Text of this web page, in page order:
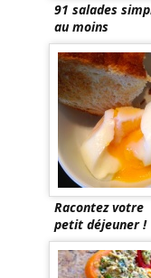
91 salades
au moins
Racontez votre
petit déjeuner !